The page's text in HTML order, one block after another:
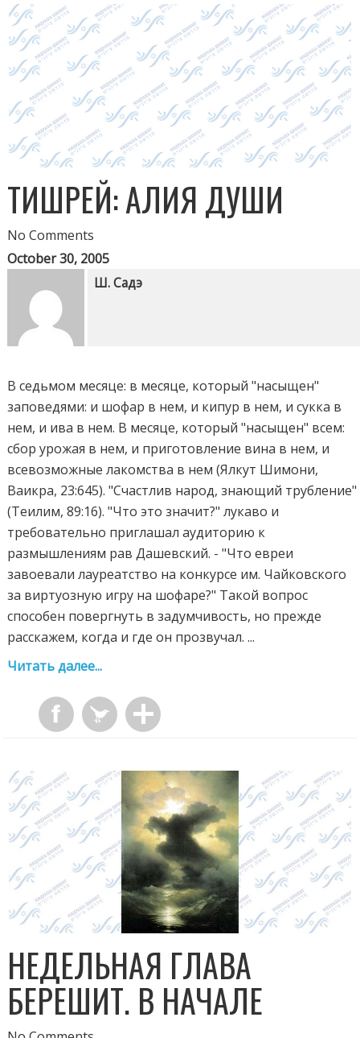
ТИШРЕЙ: АЛИЯ ДУШИ
No Comments
October 30, 2005
Ш. Садэ
В седьмом месяце: в месяце, который "насыщен"
заповедями: и шофар в нем, и кипур в нем, и сукка в
нем, и ива в нем. В месяце, который "насыщен" всем:
сбор урожая в нем, и приготовление вина в нем, и
всевозможные лакомства в нем (Ялкут Шимони,
Ваикра, 23:645). "Счастлив народ, знающий трубление"
(Теилим, 89:16). "Что это значит?" лукаво и
требовательно приглашал аудиторию к
размышлениям рав Дашевский. - "Что евреи
завоевали лауреатство на конкурсе им. Чайковского
за виртуозную игру на шофаре?" Такой вопрос
способен повергнуть в задумчивость, но прежде
расскажем, когда и где он прозвучал. ...
Читать далее...
НЕДЕЛЬНАЯ ГЛАВА
БЕРЕШИТ. В НАЧАЛЕ